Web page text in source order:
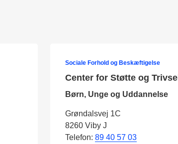
Sociale Forhold og Beskæftigelse
Center for Støtte og Trivsel
Børn, Unge og Uddannelse
Grøndalsvej 1C
8260 Viby J
Telefon: 89 40 57 03